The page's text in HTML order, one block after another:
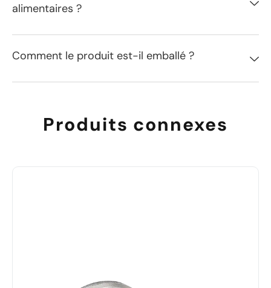
alimentaires ?
Comment le produit est-il emballé ?
Produits connexes